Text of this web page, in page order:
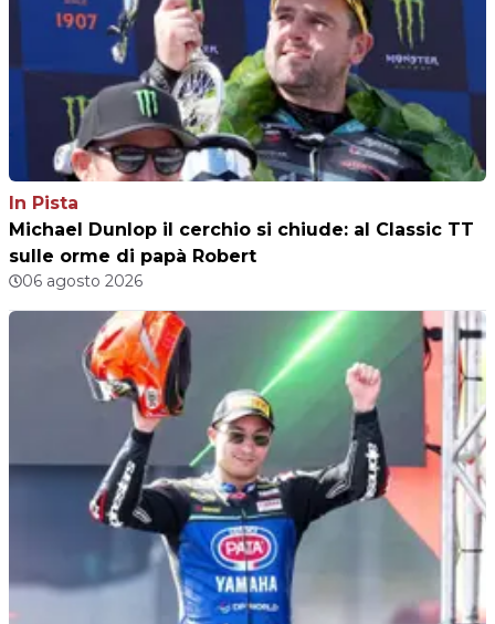
In Pista
Michael Dunlop il cerchio si chiude: al Classic TT
sulle orme di papà Robert
06 agosto 2026